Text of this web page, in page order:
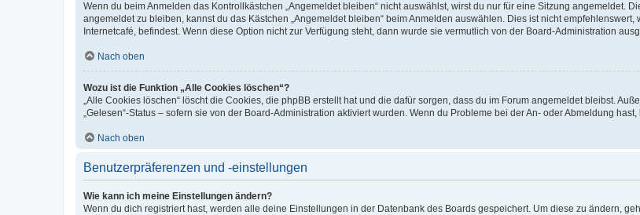
Wenn du beim Anmelden das Kontrollkästchen „Angemeldet bleiben“ nicht auswählst, wirst du nur für eine Sitzung angemeldet.
angemeldet zu bleiben, kannst du das Kästchen „Angemeldet bleiben“ beim Anmelden auswählen. Dies ist nicht
Internetcafé, befindest. Wenn diese Option nicht zur Verfügung steht, dann wurde sie vermutlich von der Board-Administration
Nach oben
Wozu ist die Funktion „Alle Cookies löschen“?
„Alle Cookies löschen“ löscht die Cookies, die phpBB erstellt hat und die dafür sorgen, dass du im Forum angemeldet bleibst.
„Gelesen“-Status – sofern sie von der Board-Administration aktiviert wurden. Wenn du Probleme bei der An- oder Abmeldung
Nach oben
Benutzerpräferenzen und -einstellungen
Wie kann ich meine Einstellungen ändern?
Wenn du dich registriert hast, werden alle deine Einstellungen in der Datenbank des Boards gespeichert. Um diese zu ändern,